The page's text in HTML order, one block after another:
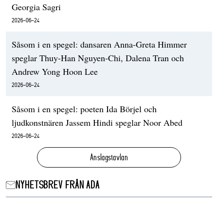
Georgia Sagri
2026-06-24
Såsom i en spegel: dansaren Anna-Greta Himmer
speglar Thuy-Han Nguyen-Chi, Dalena Tran och
Andrew Yong Hoon Lee
2026-06-24
Såsom i en spegel: poeten Ida Börjel och
ljudkonstnären Jassem Hindi speglar Noor Abed
2026-06-24
Anslagstavlan
NYHETSBREV FRÅN ADA